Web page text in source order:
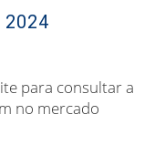
para consultar a
no mercado